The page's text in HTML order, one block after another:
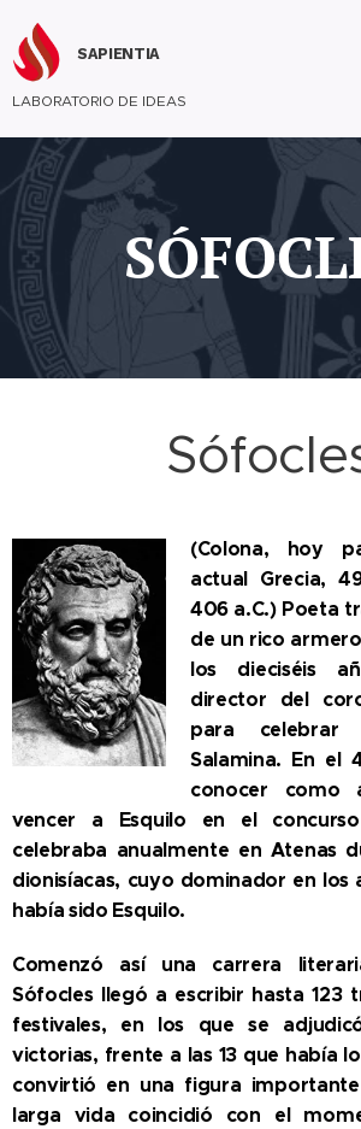
SAPIENTIA
LABORATORIO DE IDEAS
(Colona, hoy
actual Grecia,
406 a.C.) Poeta
de un rico
los dieciséis
director del
para
Salamina. En el
conocer como
vencer a Esquilo en el
celebraba anualmente en Atenas
dionisíacas, cuyo dominador en los
había sido Esquilo.
Comenzó así una carrera
Sófocles llegó a escribir hasta 123
festivales, en los que se
victorias, frente a las 13 que había
convirtió en una figura
larga vida coincidió con el